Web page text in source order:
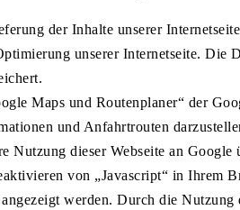
der Inhalte unserer
unserer Internetseite. Die
Maps und Routenplaner“ der
und Anfahrtrouten
Nutzung dieser Webseite an
von „Javascript“ in Ihrem
werden. Durch die